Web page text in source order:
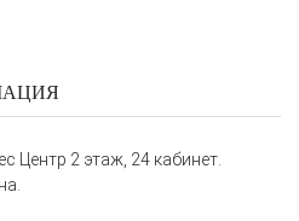
Центр 2 этаж, 24 кабинет.